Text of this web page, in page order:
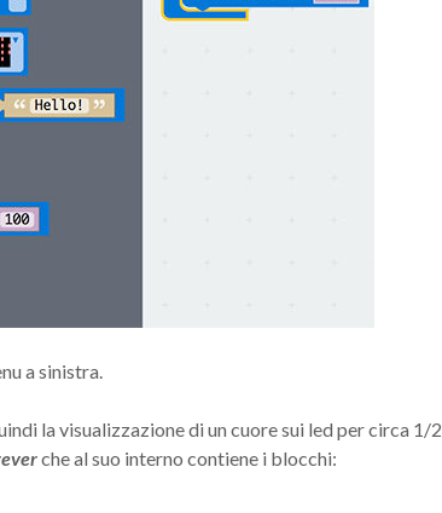
a sinistra.
la visualizzazione di un cuore sui led per circa 1/2
che al suo interno contiene i blocchi: